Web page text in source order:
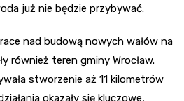
już nie będzie przybywać.
nad budową nowych wałów na
również teren gminy Wrocław.
stworzenie aż 11 kilometrów
okazały się kluczowe,